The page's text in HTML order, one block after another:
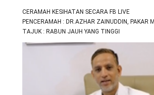
CERAMAH KESIHATAN SECARA FB LIVE
PENCERAMAH : DR.AZHAR ZAINUDDIN, PAKAR
TAJUK : RABUN JAUH YANG TINGGI